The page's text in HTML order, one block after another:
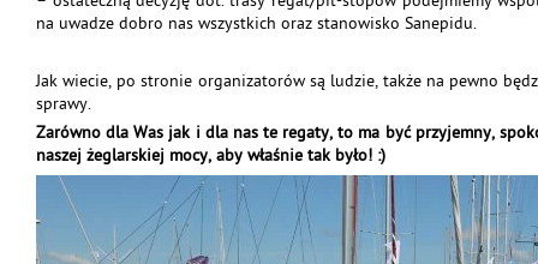
na uwadze dobro nas wszystkich oraz stanowisko Sanepidu.
Jak wiecie, po stronie organizatorów są ludzie, także na pewno
sprawy.
Zarówno dla Was jak i dla nas te regaty, to ma być przyjemny,
naszej żeglarskiej mocy, aby właśnie tak było! :)